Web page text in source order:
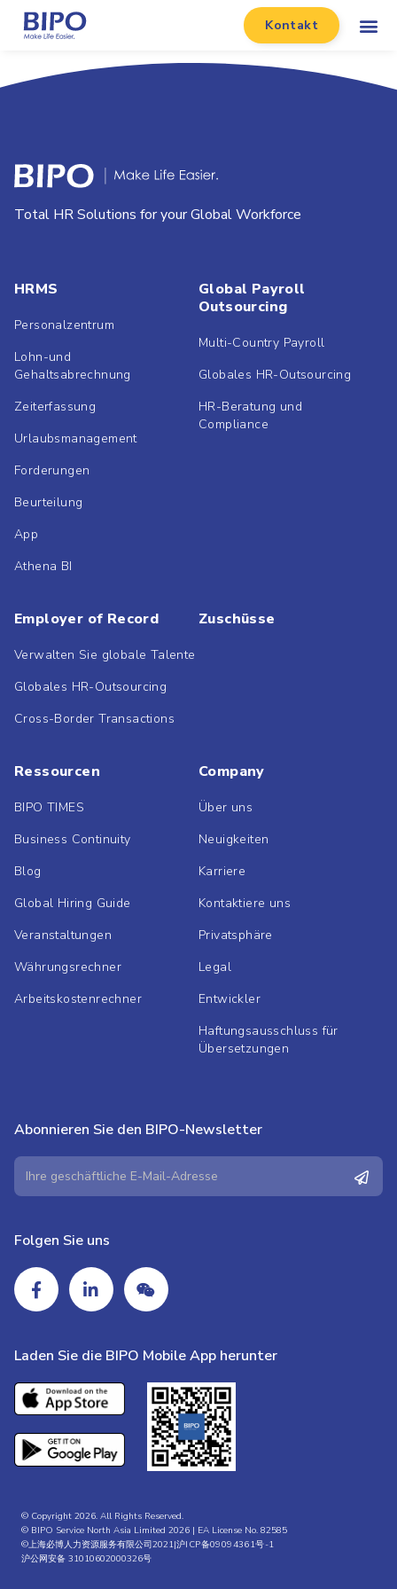
Kontakt
Total HR Solutions for your Global Workforce
HRMS
Personalzentrum
Lohn-und
Gehaltsabrechnung
Zeiterfassung
Urlaubsmanagement
Forderungen
Beurteilung
App
Athena BI
Global Payroll
Outsourcing
Multi-Country Payroll
Globales HR-Outsourcing
HR-Beratung und
Compliance
Employer of Record
Verwalten Sie globale Talente
Globales HR-Outsourcing
Cross-Border Transactions
Zuschüsse
Ressourcen
BIPO TIMES
Business Continuity
Blog
Global Hiring Guide
Veranstaltungen
Währungsrechner
Arbeitskostenrechner
Company
Über uns
Neuigkeiten
Karriere
Kontaktiere uns
Privatsphäre
Legal
Entwickler
Haftungsausschluss für
Übersetzungen
Abonnieren Sie den BIPO-Newsletter
Folgen Sie uns
Laden Sie die BIPO Mobile App herunter
© Copyright 2026. All Rights Reserved.
© BIPO Service North Asia Limited 2026 | EA License No. 82585
©上海必博人力资源服务有限公司2021|沪ICP备09094361号-1
沪公网安备 31010602000326号